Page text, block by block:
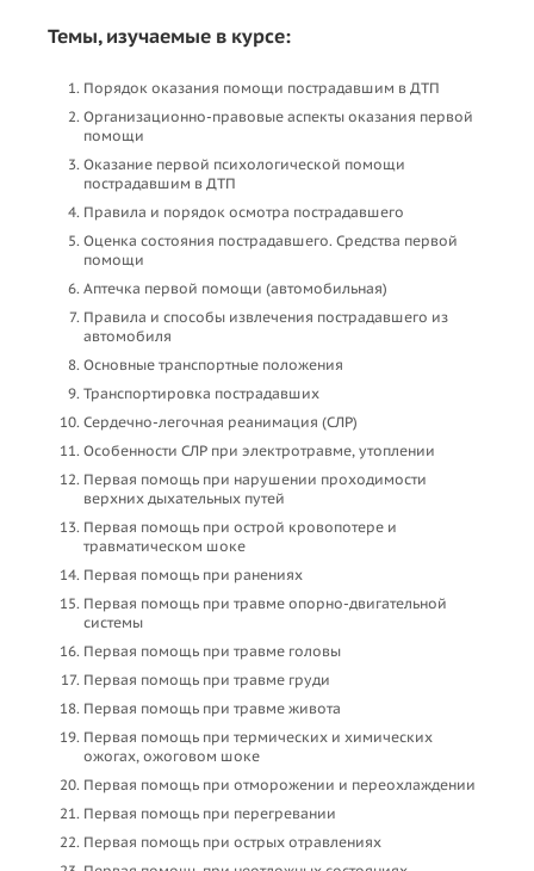
Темы, изучаемые в курсе:
Порядок оказания помощи пострадавшим в ДТП
Организационно-правовые аспекты оказания первой
помощи
Оказание первой психологической помощи
пострадавшим в ДТП
Правила и порядок осмотра пострадавшего
Оценка состояния пострадавшего. Средства первой
помощи
Аптечка первой помощи (автомобильная)
Правила и способы извлечения пострадавшего из
автомобиля
Основные транспортные положения
Транспортировка пострадавших
Сердечно-легочная реанимация (СЛР)
Особенности СЛР при электротравме, утоплении
Первая помощь при нарушении проходимости
верхних дыхательных путей
Первая помощь при острой кровопотере и
травматическом шоке
Первая помощь при ранениях
Первая помощь при травме опорно-двигательной
системы
Первая помощь при травме головы
Первая помощь при травме груди
Первая помощь при травме живота
Первая помощь при термических и химических
ожогах, ожоговом шоке
Первая помощь при отморожении и переохлаждении
Первая помощь при перегревании
Первая помощь при острых отравлениях